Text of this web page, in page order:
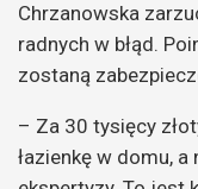
Chrzanowska
radnych w błąd.
zostaną
– Za 30 tysięcy
łazienkę w domu,